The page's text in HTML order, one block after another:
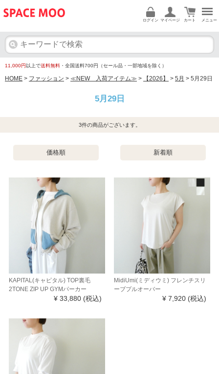
メニュー
カート
マイページ
ログイン
11,000円 以上で送料無料 ・全国送料700円（セール品・一部地域を除く）
HOME > ファッション > ≪NEW 入荷アイテム≫ > 【2026】 > 5月 > 5月29日
5月29日
3件の商品がございます。
価格順 新着順
KAPITAL(キャピタル) TOP裏毛
2TONE ZIP UP GYMパーカー
¥ 33,880 (税込)
MidiUmi(ミディウミ) フレンチスリ
ーブプルオーバー
¥ 7,920 (税込)